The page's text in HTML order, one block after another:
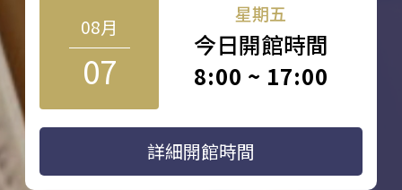
08月
07
星期五
今日開館時間
8:00 ~ 17:00
詳細開館時間